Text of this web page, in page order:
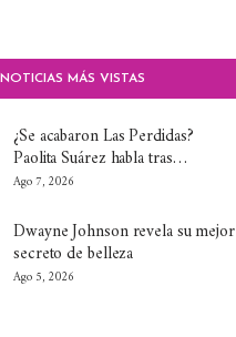
NOTICIAS MÁS VISTAS
¿Se acabaron Las Perdidas?
Paolita Suárez habla tras…
Ago 7, 2026
Dwayne Johnson revela su mejor
secreto de belleza
Ago 5, 2026